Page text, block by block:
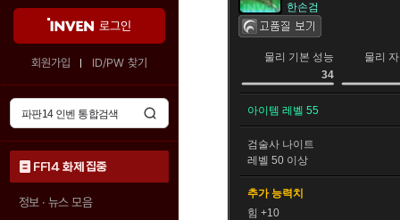
로그인
회원가입 ID/PW 찾기
FF14 화제 집중
정보 · 뉴스 모음
한손검
물리
물리 기본 성능
34
아이템 레벨 55
검술사 나이트
레벨 50 이상
추가 능력치
힘 +10